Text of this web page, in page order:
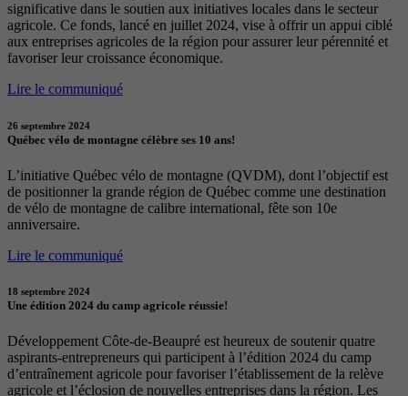
significative dans le soutien aux initiatives locales dans le secteur
agricole. Ce fonds, lancé en juillet 2024, vise à offrir un appui ciblé
aux entreprises agricoles de la région pour assurer leur pérennité et
favoriser leur croissance économique.
Lire le communiqué
26 septembre 2024
Québec vélo de montagne célèbre ses 10 ans!
L’initiative Québec vélo de montagne (QVDM), dont l’objectif est
de positionner la grande région de Québec comme une destination
de vélo de montagne de calibre international, fête son 10e
anniversaire.
Lire le communiqué
18 septembre 2024
Une édition 2024 du camp agricole réussie!
Développement Côte-de-Beaupré est heureux de soutenir quatre
aspirants-entrepreneurs qui participent à l’édition 2024 du camp
d’entraînement agricole pour favoriser l’établissement de la relève
agricole et l’éclosion de nouvelles entreprises dans la région. Les